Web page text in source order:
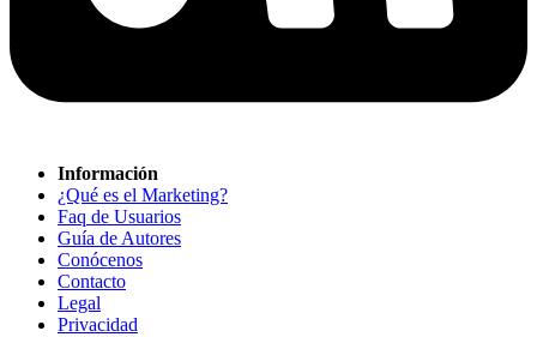
Información
¿Qué es el Marketing?
Faq de Usuarios
Guía de Autores
Conócenos
Contacto
Legal
Privacidad